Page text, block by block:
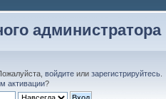
администратора
войдите или зарегистрируйтесь
активации?